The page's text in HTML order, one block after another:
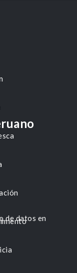
de datos en